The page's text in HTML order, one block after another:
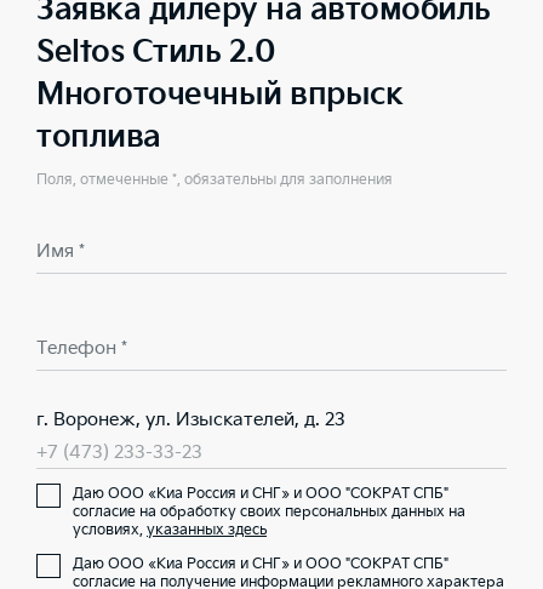
Заявка дилеру на автомобиль
Seltos Стиль 2.0
Многоточечный впрыск
топлива
Поля, отмеченные *, обязательны для заполнения
Имя *
Телефон *
г. Воронеж, ул. Изыскателей, д. 23
+7 (473) 233-33-23
Даю ООО «Киа Россия и СНГ» и ООО "СОКРАТ СПБ"
согласие на обработку своих персональных данных на
условиях, указанных здесь
Даю ООО «Киа Россия и СНГ» и ООО "СОКРАТ СПБ"
согласие на получение информации рекламного характера